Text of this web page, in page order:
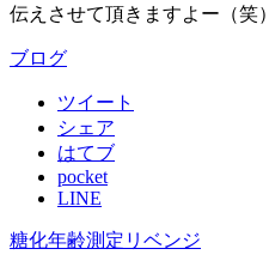
伝えさせて頂きますよー（笑）
ブログ
ツイート
シェア
はてブ
pocket
LINE
糖化年齢測定リベンジ